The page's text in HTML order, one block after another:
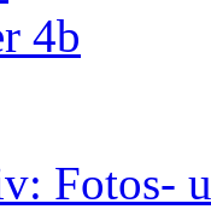
4b
Fotos-